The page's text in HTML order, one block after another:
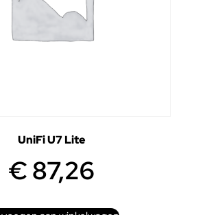
UniFi U7 Lite
€87,26